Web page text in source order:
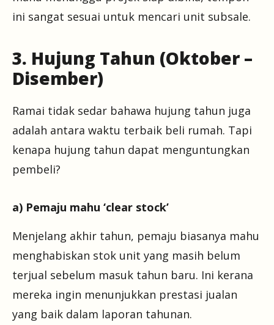
ini sangat sesuai untuk mencari unit subsale.
3. Hujung Tahun (Oktober –
Disember)
Ramai tidak sedar bahawa hujung tahun juga
adalah antara waktu terbaik beli rumah. Tapi
kenapa hujung tahun dapat menguntungkan
pembeli?
a) Pemaju mahu ‘clear stock’
Menjelang akhir tahun, pemaju biasanya mahu
menghabiskan stok unit yang masih belum
terjual sebelum masuk tahun baru. Ini kerana
mereka ingin menunjukkan prestasi jualan
yang baik dalam laporan tahunan.